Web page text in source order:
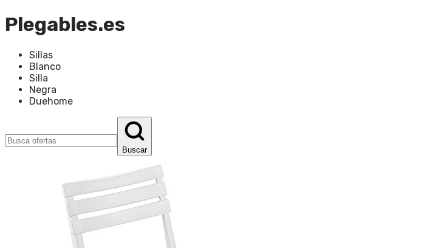
Plegables.es
Sillas
Blanco
Silla
Negra
Duehome
Buscar